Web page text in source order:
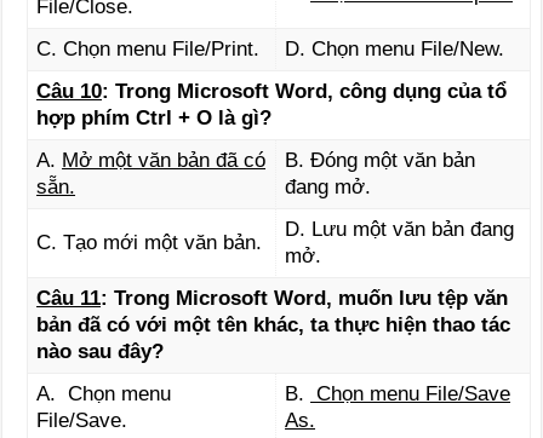
File/Close.
C. Chọn menu File/Print.
D. Chọn menu File/New.
Câu 10: Trong Microsoft Word, công dụng của tổ
hợp phím Ctrl + O là gì?
A. Mở một văn bản đã có
sẵn.
B. Đóng một văn bản
đang mở.
C. Tạo mới một văn bản.
D. Lưu một văn bản đang
mở.
Câu 11: Trong Microsoft Word, muốn lưu tệp văn
bản đã có với một tên khác, ta thực hiện thao tác
nào sau đây?
A. Chọn menu
File/Save.
B. Chọn menu File/Save
As.